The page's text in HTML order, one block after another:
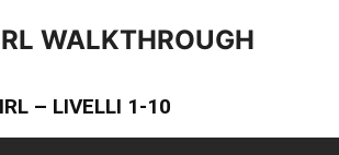
WALKTHROUGH
– LIVELLI 1-10